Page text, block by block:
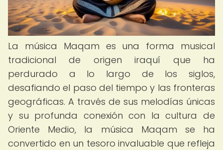
La música Maqam es una forma musical
tradicional de origen iraquí que ha
perdurado a lo largo de los siglos,
desafiando el paso del tiempo y las fronteras
geográficas. A través de sus melodías únicas
y su profunda conexión con la cultura de
Oriente Medio, la música Maqam se ha
convertido en un tesoro invaluable que refleja